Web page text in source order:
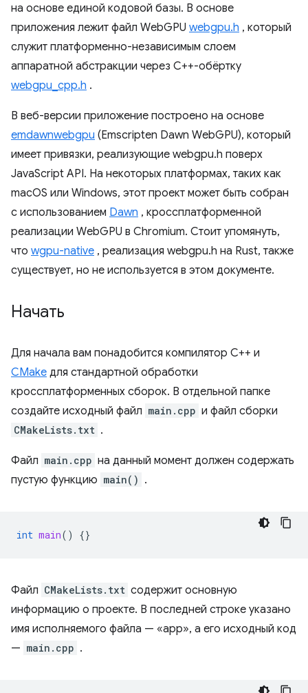
на основе единой кодовой базы. В основе
приложения лежит файл WebGPU webgpu.h , который
служит платформенно-независимым слоем
аппаратной абстракции через C++-обёртку
webgpu_cpp.h .
В веб-версии приложение построено на основе
emdawnwebgpu (Emscripten Dawn WebGPU), который
имеет привязки, реализующие webgpu.h поверх
JavaScript API. На некоторых платформах, таких как
macOS или Windows, этот проект может быть собран
с использованием Dawn , кроссплатформенной
реализации WebGPU в Chromium. Стоит упомянуть,
что wgpu-native , реализация webgpu.h на Rust, также
существует, но не используется в этом документе.
Начать
Для начала вам понадобится компилятор C++ и
CMake для стандартной обработки
кроссплатформенных сборок. В отдельной папке
создайте исходный файл main.cpp и файл сборки
CMakeLists.txt .
Файл main.cpp на данный момент должен содержать
пустую функцию main() .
int main() {}
Файл CMakeLists.txt содержит основную
информацию о проекте. В последней строке указано
имя исполняемого файла — «app», а его исходный код
— main.cpp .